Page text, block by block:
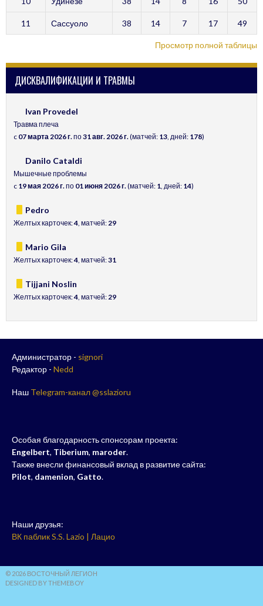
11 Сассуоло 38 14 7 17 49
Просмотр полной таблицы
ДИСКВАЛИФИКАЦИИ И ТРАВМЫ
Ivan Provedel
Травма плеча
c 07 марта 2026 г.по31 авг. 2026 г.(матчей: 13, дней: 178)
Danilo Cataldi
Мышечные проблемы
c 19 мая 2026 г.по 01 июня 2026 г.(матчей: 1, дней: 14)
Pedro
Желтых карточек:4, матчей:29
Mario Gila
Желтых карточек:4, матчей:31
Tijjani Noslin
Желтых карточек:4, матчей:29
Администратор - signori
Редактор - Nedd
Наш Telegram-канал @sslazioru
Особая благодарность спонсорам проекта:
Engelbert, Tiberium, maroder.
Также внесли финансовый вклад в развитие сайта:
Pilot, damenion, Gatto.
Наши друзья:
ВК паблик S.S. Lazio | Лацио
© 2026 ВОСТОЧНЫЙ ЛЕГИОН
DESIGNED BY THEMEBOY